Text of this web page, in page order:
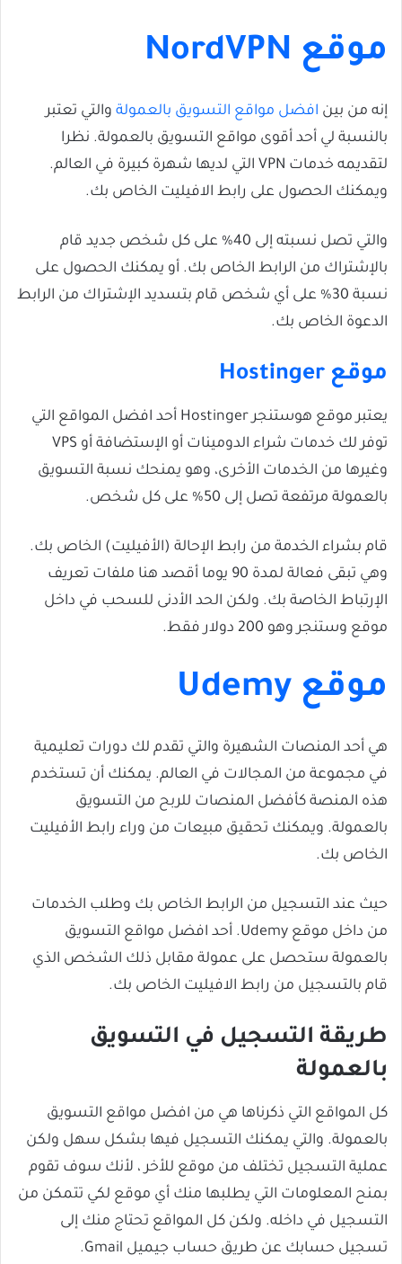
موقع NordVPN
إنه من بين افضل مواقع التسويق بالعمولة والتي تعتبر
بالنسبة لي أحد أقوى مواقع التسويق بالعمولة. نظرا
لتقديمه خدمات VPN التي لديها شهرة كبيرة في العالم.
ويمكنك الحصول على رابط الافيليت الخاص بك.
والتي تصل نسبته إلى 40% على كل شخص جديد قام
بالإشتراك من الرابط الخاص بك. أو يمكنك الحصول على
نسبة 30% على أي شخص قام بتسديد الإشتراك من الرابط
الدعوة الخاص بك.
موقع Hostinger
يعتبر موقع هوستنجر Hostinger أحد افضل المواقع التي
توفر لك خدمات شراء الدومينات أو الإستضافة أو VPS
وغيرها من الخدمات الأخرى، وهو يمنحك نسبة التسويق
بالعمولة مرتفعة تصل إلى 50% على كل شخص.
قام بشراء الخدمة من رابط الإحالة (الأفيليت) الخاص بك.
وهي تبقى فعالة لمدة 90 يوما أقصد هنا ملفات تعريف
الإرتباط الخاصة بك. ولكن الحد الأدنى للسحب في داخل
موقع وستنجر وهو 200 دولار فقط.
موقع Udemy
هي أحد المنصات الشهيرة والتي تقدم لك دورات تعليمية
في مجموعة من المجالات في العالم. يمكنك أن تستخدم
هذه المنصة كأفضل المنصات للربح من التسويق
بالعمولة. ويمكنك تحقيق مبيعات من وراء رابط الأفيليت
الخاص بك.
حيث عند التسجيل من الرابط الخاص بك وطلب الخدمات
من داخل موقع Udemy. أحد افضل مواقع التسويق
بالعمولة ستحصل على عمولة مقابل ذلك الشخص الذي
قام بالتسجيل من رابط الافيليت الخاص بك.
طريقة التسجيل في التسويق
بالعمولة
كل المواقع التي ذكرناها هي من افضل مواقع التسويق
بالعمولة. والتي يمكنك التسجيل فيها بشكل سهل ولكن
عملية التسجيل تختلف من موقع للأخر ، لأنك سوف تقوم
بمنح المعلومات التي يطلبها منك أي موقع لكي تتمكن من
التسجيل في داخله. ولكن كل المواقع تحتاج منك إلى
تسجيل حسابك عن طريق حساب جيميل Gmail.